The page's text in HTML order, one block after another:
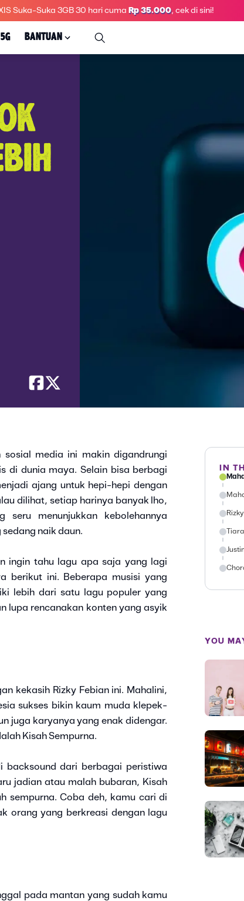
Suka-Suka 3GB 30 hari cuma Rp 35.000, cek di sini!
5G BANTUAN
media ini makin digandrungi
di dunia maya. Selain bisa berbagi
ajang untuk hepi-hepi dengan
dilihat, setiap harinya banyak lho,
menunjukkan kebolehannya
naik daun.
ingin tahu lagu apa saja yang lagi
berikut ini. Beberapa musisi yang
lebih dari satu lagu populer yang
lupa rencanakan konten yang asyik
kekasih Rizky Febian ini. Mahalini,
sukses bikin kaum muda klepek-
juga karyanya yang enak didengar.
Kisah Sempurna.
backsound dari berbagai peristiwa
jadian atau malah bubaran, Kisah
sempurna. Coba deh, kamu cari di
orang yang berkreasi dengan lagu
pada mantan yang sudah kamu
IN
YOU